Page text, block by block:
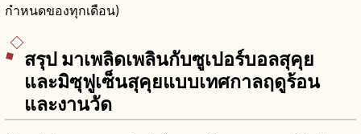
กำหนดของทุกเดือน)
สรุป มาเพลิดเพลินกับซูเปอร์บอลสุคุย
และมิซุฟูเซ็นสุคุยแบบเทศกาลฤดูร้อน
และงานวัด